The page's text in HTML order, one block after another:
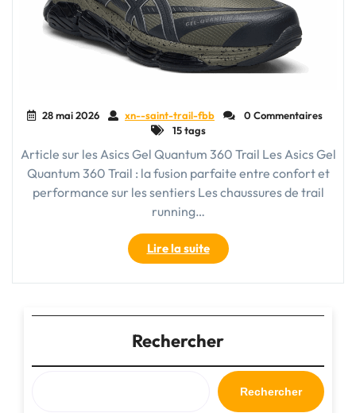
28 mai 2026 xn--saint-trail-fbb
0 Commentaires
15 tags
Article sur les Asics Gel Quantum 360 Trail Les Asics Gel
Quantum 360 Trail : la fusion parfaite entre confort et
performance sur les sentiers Les chaussures de trail
running…
Lire la suite"Découvrez
les
performances
des
Asics
Gel
Quantum
360
Trail
Rechercher
Rechercher